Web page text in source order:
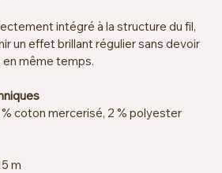
intégré à la structure du fil,
un effet brillant régulier sans devoir
même temps.
coton mercerisé, 2 % polyester
m